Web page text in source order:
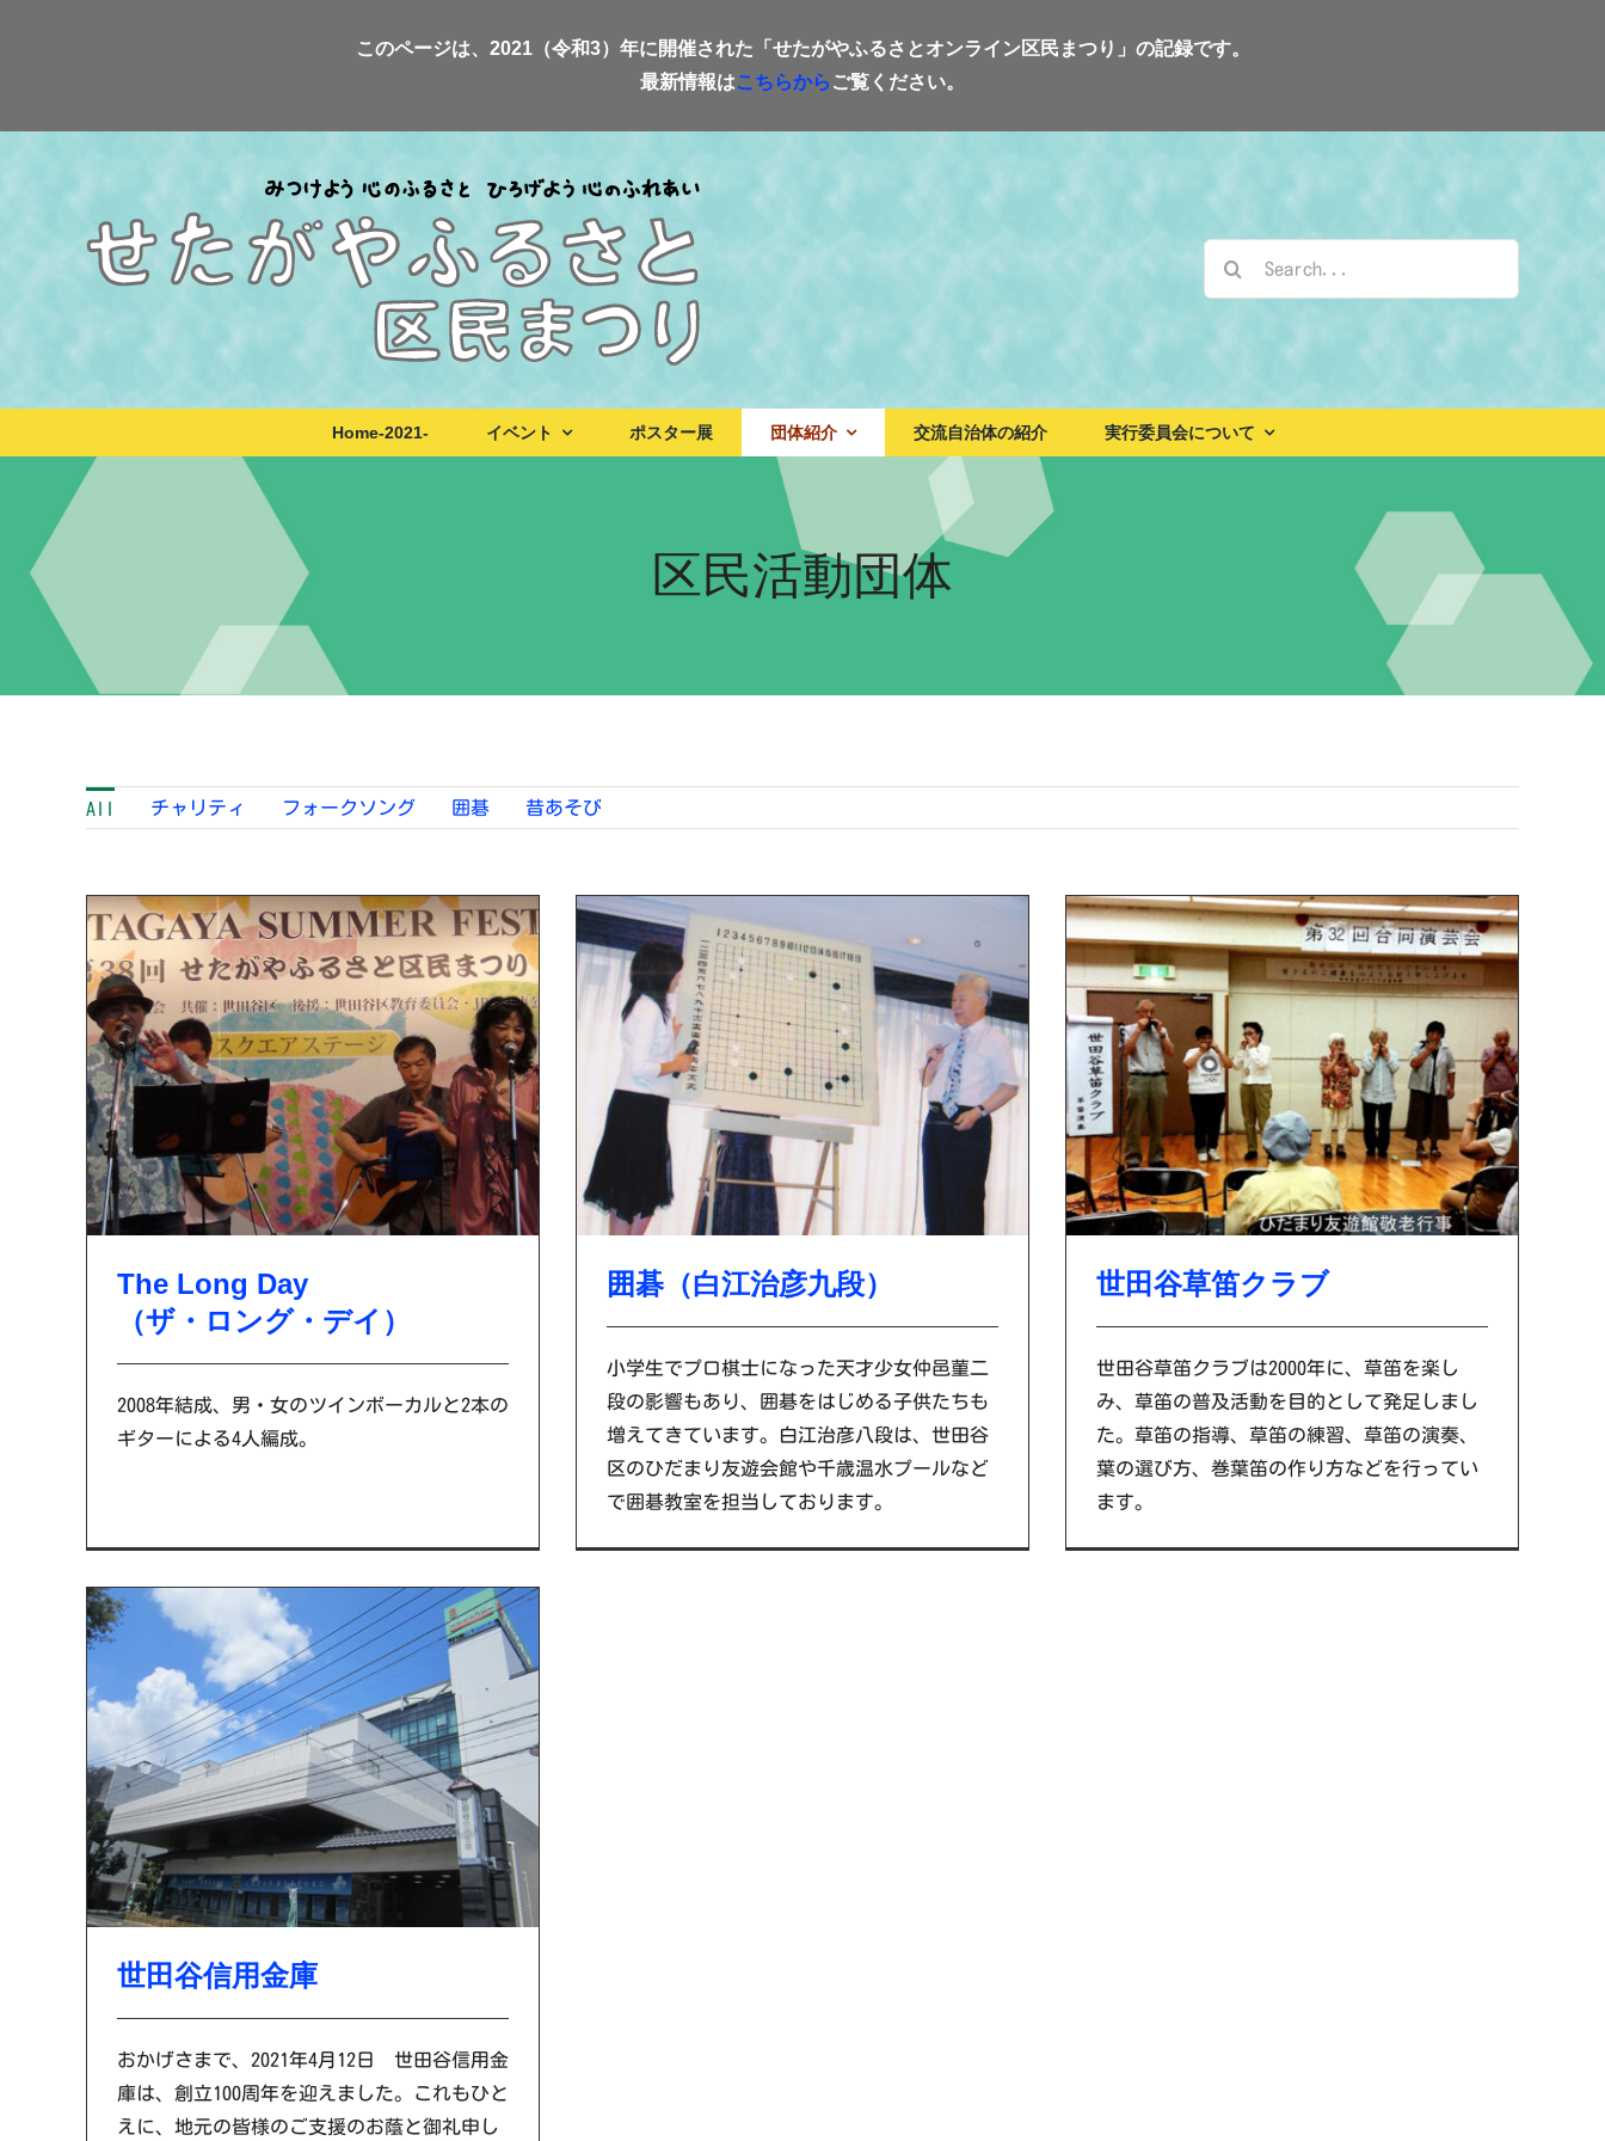
このページは、2021（令和3）年に開催された「せたがやふるさとオンライン区民まつり」の記録です。
最新情報はこちらから ご覧ください。
Home-2021- イベント ポスター展 団体紹介 交流自治体の紹介 実行委員会について
区民活動団体
All チャリティ フォークソング 囲碁 昔あそび
The Long Day
（ザ・ロング・デイ）
2008年結成、男・女のツインボーカルと2本の
ギターによる4人編成。
囲碁（白江治彦九段）
小学生でプロ棋士になった天才少女仲邑菫二
段の影響もあり、囲碁をはじめる子供たちも
増えてきています。白江治彦八段は、世田谷
区のひだまり友遊会館や千歳温水プールなど
で囲碁教室を担当しております。
世田谷草笛クラブ
世田谷草笛クラブは2000年に、草笛を楽し
み、草笛の普及活動を目的として発足しまし
た。草笛の指導、草笛の練習、草笛の演奏、
葉の選び方、巻葉笛の作り方などを行ってい
ます。
世田谷信用金庫
おかげさまで、2021年4月12日 世田谷信用金
庫は、創立100周年を迎えました。これもひと
えに、地元の皆様のご支援のお蔭と御礼申し